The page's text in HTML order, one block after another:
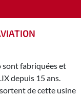
sont fabriquées et
depuis 15 ans.
de cette usine